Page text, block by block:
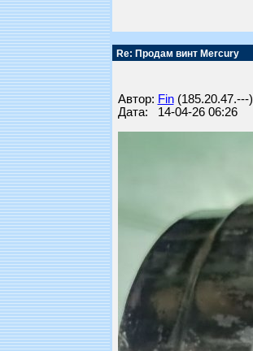
Re: Продам винт Mercury
Автор: Fin(185.20.47.---)
Дата: 14-04-26 06:26